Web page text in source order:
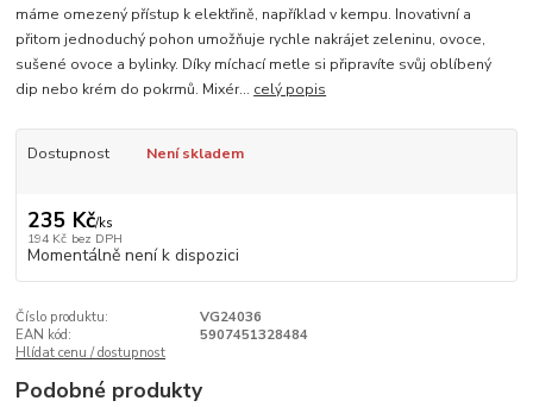
máme omezený přístup k elektřině, například v kempu. Inovativní a
přitom jednoduchý pohon umožňuje rychle nakrájet zeleninu, ovoce,
sušené ovoce a bylinky. Díky míchací metle si připravíte svůj oblíbený
dip nebo krém do pokrmů. Mixér... celý popis
Dostupnost Není skladem
235 Kč/ks
194 Kč bez DPH
Momentálně není k dispozici
Číslo produktu:
VG24036
EAN kód:
5907451328484
Hlídat cenu / dostupnost
Podobné produkty